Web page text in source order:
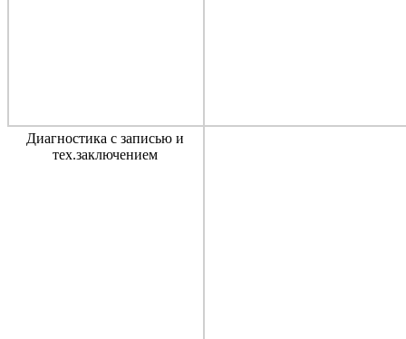
Диагностика с записью и
тех.заключением